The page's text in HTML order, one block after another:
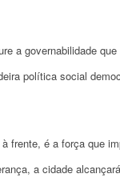
a governabilidade
política social
frente, é a força que
a cidade